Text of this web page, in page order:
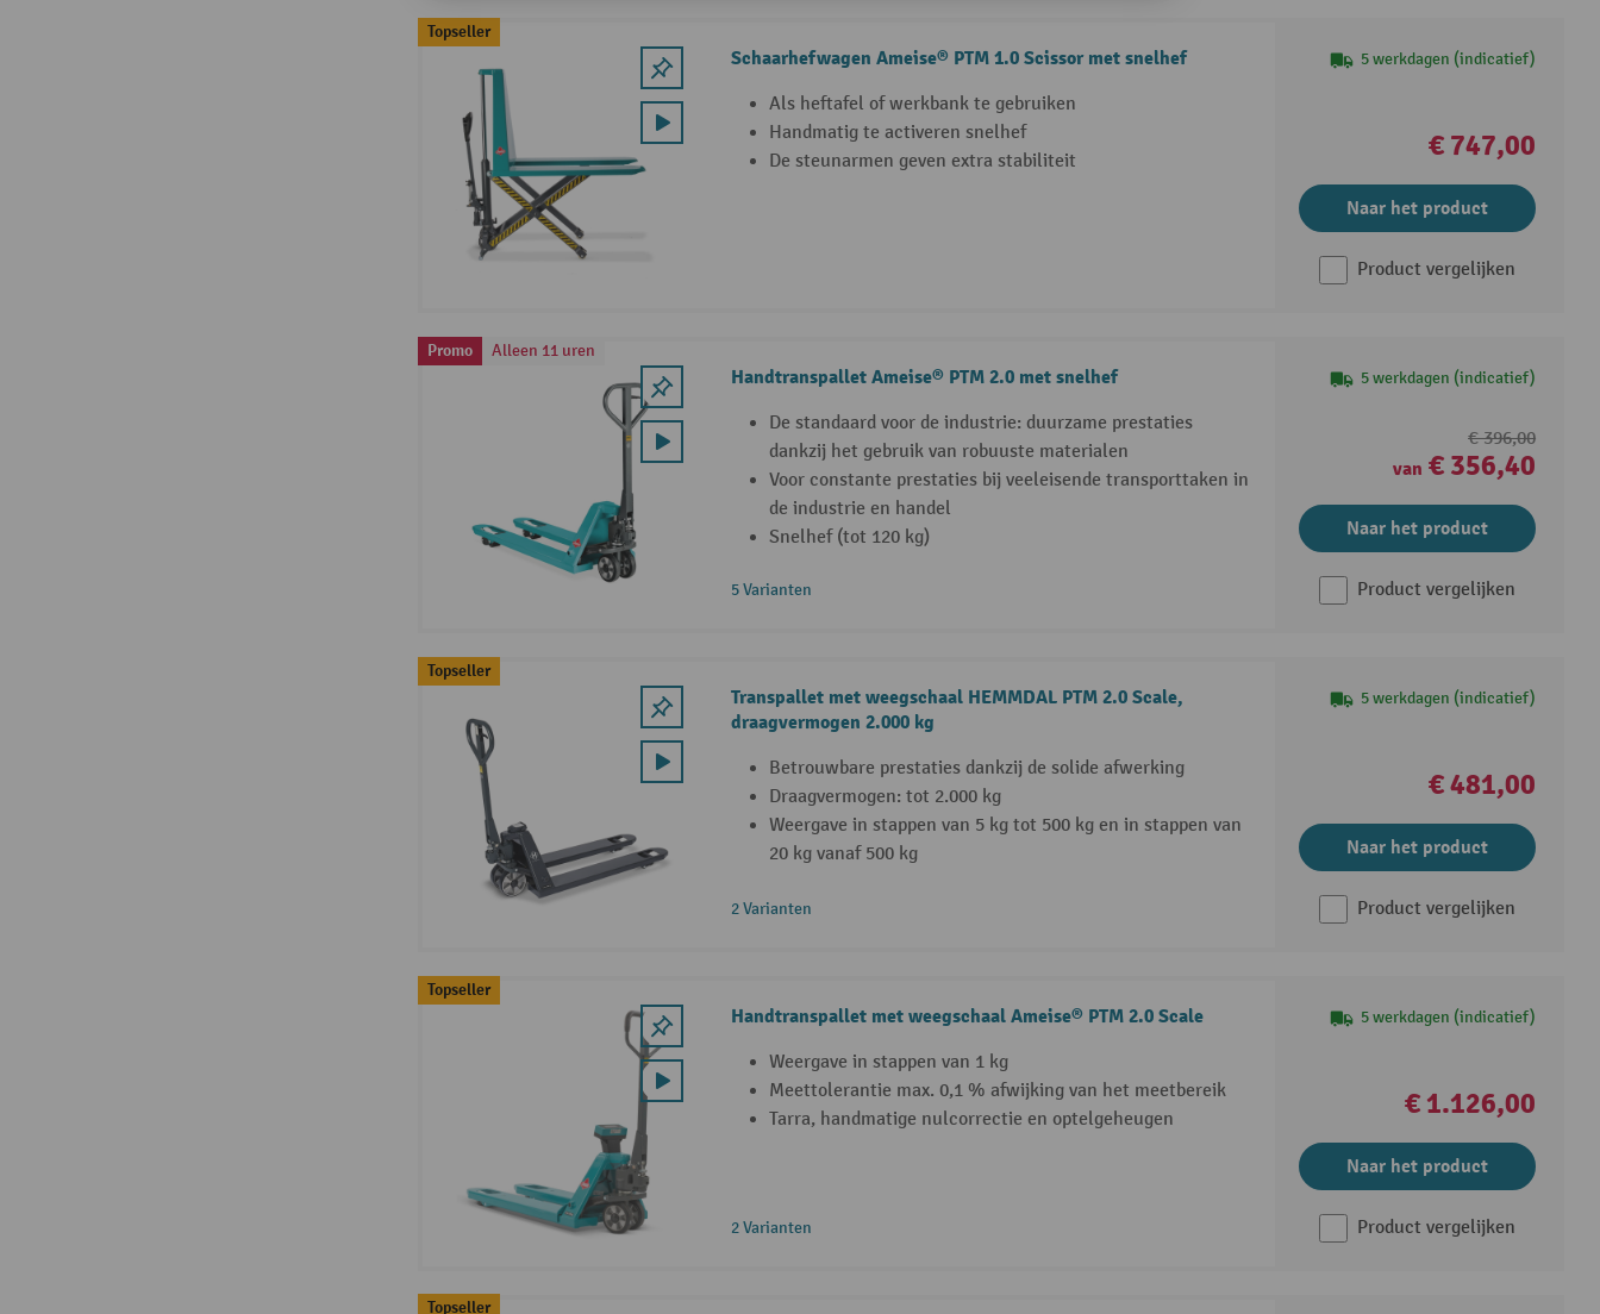
Topseller
Schaarhefwagen Ameise® PTM 1.0 Scissor met snelhef
Als heftafel of werkbank te gebruiken
Handmatig te activeren snelhef
De steunarmen geven extra stabiliteit
5 werkdagen (indicatief)
€ 747,00
Naar het product
Product vergelijken
Promo Alleen 11 uren
Handtranspallet Ameise® PTM 2.0 met snelhef
De standaard voor de industrie: duurzame prestaties
dankzij het gebruik van robuuste materialen
Voor constante prestaties bij veeleisende transporttaken in
de industrie en handel
Snelhef (tot 120 kg)
5 Varianten
5 werkdagen (indicatief)
€ 396,00
van € 356,40
Naar het product
Product vergelijken
Topseller
Transpallet met weegschaal HEMMDAL PTM 2.0 Scale,
draagvermogen 2.000 kg
Betrouwbare prestaties dankzij de solide afwerking
Draagvermogen: tot 2.000 kg
Weergave in stappen van 5 kg tot 500 kg en in stappen van
20 kg vanaf 500 kg
2 Varianten
5 werkdagen (indicatief)
€ 481,00
Naar het product
Product vergelijken
Topseller
Handtranspallet met weegschaal Ameise® PTM 2.0 Scale
Weergave in stappen van 1 kg
Meettolerantie max. 0,1 % afwijking van het meetbereik
Tarra, handmatige nulcorrectie en optelgeheugen
2 Varianten
5 werkdagen (indicatief)
€ 1.126,00
Naar het product
Product vergelijken
Topseller